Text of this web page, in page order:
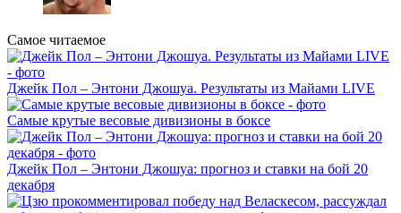
Самое читаемое
Джейк Пол – Энтони Джошуа. Результаты из Майами LIVE
Самые крутые весовые дивизионы в боксе
Джейк Пол – Энтони Джошуа: прогноз и ставки на бой 20
декабря